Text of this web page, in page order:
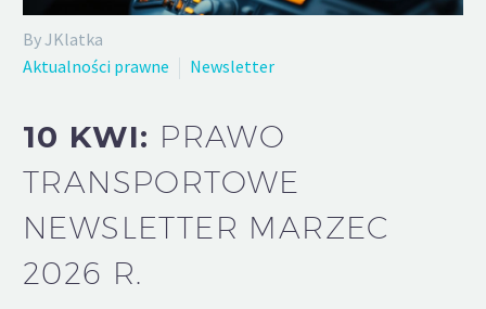
By JKlatka
Aktualności prawne
Newsletter
10 KWI: PRAWO
TRANSPORTOWE
NEWSLETTER MARZEC
2026 R.